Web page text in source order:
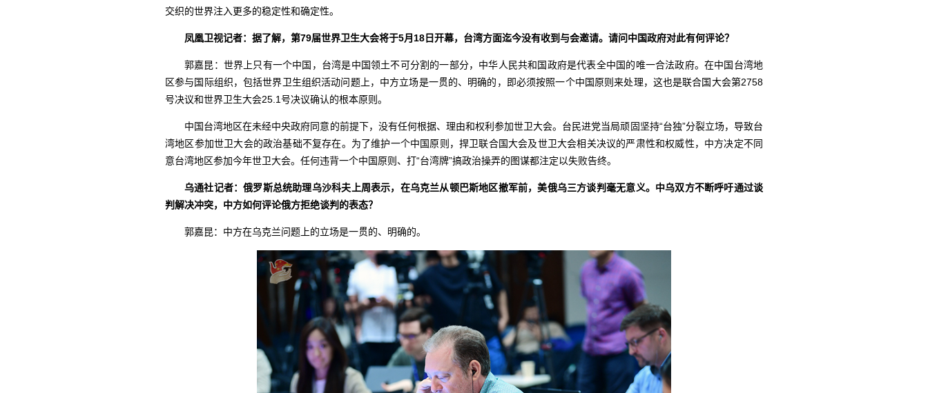
交织的世界注入更多的稳定性和确定性。
凤凰卫视记者：据了解，第79届世界卫生大会将于5月18日开幕，台湾方面迄今没有收到与会邀请。请问中国政府对此有何评论？
郭嘉昆：世界上只有一个中国，台湾是中国领土不可分割的一部分，中华人民共和国政府是代表全中国的唯一合法政府。在中国台湾地
区参与国际组织，包括世界卫生组织活动问题上，中方立场是一贯的、明确的，即必须按照一个中国原则来处理，这也是联合国大会第2758
号决议和世界卫生大会25.1号决议确认的根本原则。
中国台湾地区在未经中央政府同意的前提下，没有任何根据、理由和权利参加世卫大会。台民进党当局顽固坚持“台独”分裂立场，导致台
湾地区参加世卫大会的政治基础不复存在。为了维护一个中国原则，捍卫联合国大会及世卫大会相关决议的严肃性和权威性，中方决定不同
意台湾地区参加今年世卫大会。任何违背一个中国原则、打“台湾牌”搞政治操弄的图谋都注定以失败告终。
乌通社记者：俄罗斯总统助理乌沙科夫上周表示，在乌克兰从顿巴斯地区撤军前，美俄乌三方谈判毫无意义。中乌双方不断呼吁通过谈
判解决冲突，中方如何评论俄方拒绝谈判的表态？
郭嘉昆：中方在乌克兰问题上的立场是一贯的、明确的。